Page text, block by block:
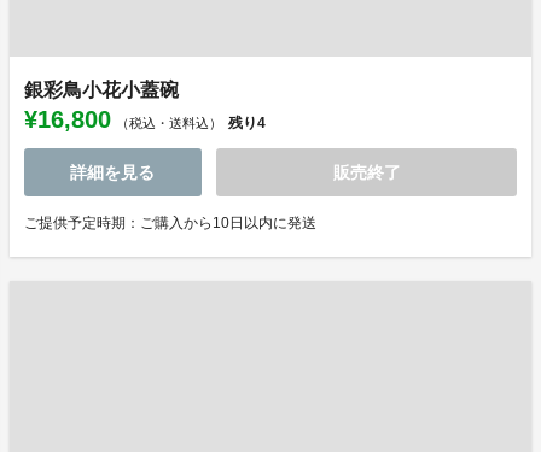
銀彩鳥小花小蓋碗
¥16,800 （税込・送料込） 残り4
詳細を見る 販売終了
ご提供予定時期：ご購入から10日以内に発送